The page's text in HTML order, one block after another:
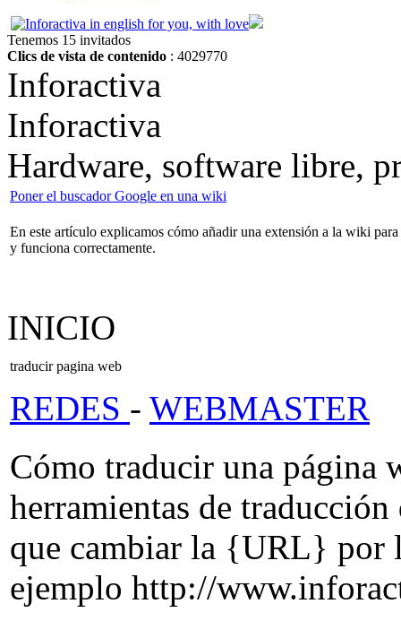
Tenemos 15 invitados
Clics de vista de contenido : 4029770
Inforactiva
Inforactiva
Hardware, software libre,
Poner el buscador Google en una wiki
En este artículo explicamos cómo añadir una extensión a la wiki
y funciona correctamente.
INICIO
traducir pagina web
REDES - WEBMASTER
Cómo traducir una página
herramientas de
que cambiar la {URL} por
ejemplo http://